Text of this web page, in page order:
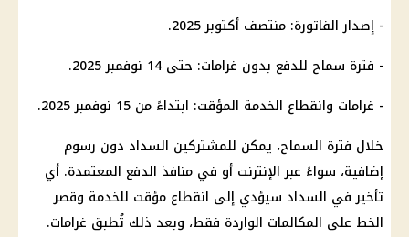
- إصدار الفاتورة: منتصف أكتوبر 2025.
- فترة سماح للدفع بدون غرامات: حتى 14 نوفمبر 2025.
- غرامات وانقطاع الخدمة المؤقت: ابتداءً من 15 نوفمبر 2025.
خلال فترة السماح، يمكن للمشتركين السداد دون رسوم
إضافية، سواءً عبر الإنترنت أو في منافذ الدفع المعتمدة. أي
تأخير في السداد سيؤدي إلى انقطاع مؤقت للخدمة وقصر
الخط على المكالمات الواردة فقط، وبعد ذلك تُطبق غرامات.